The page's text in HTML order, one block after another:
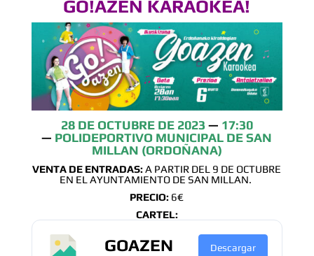
GO!AZEN KARAOKEA!
28 DE OCTUBRE DE 2023 — 17:30
— POLIDEPORTIVO MUNICIPAL DE SAN
MILLAN (ORDOÑANA)
VENTA DE ENTRADAS:A PARTIR DEL 9 DE OCTUBRE
EN EL AYUNTAMIENTO DE SAN MILLAN.
PRECIO: 6€
CARTEL:
GOAZEN
Descargar